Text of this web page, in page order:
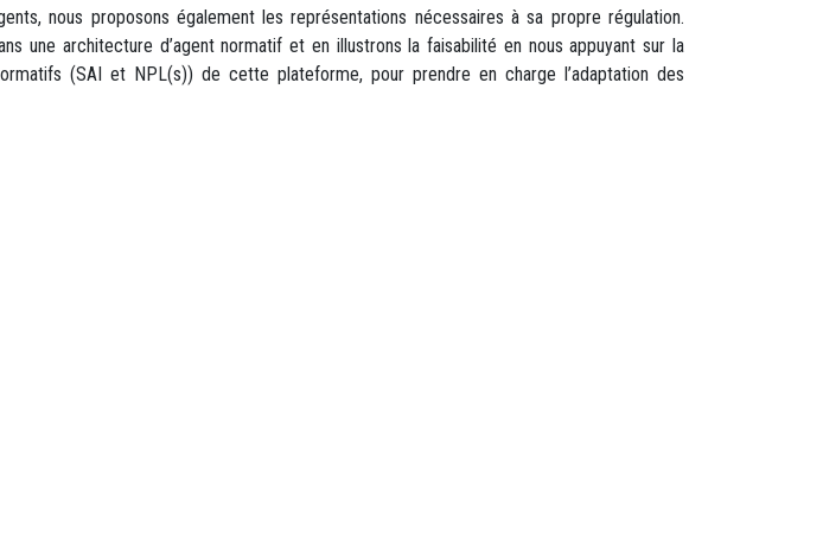
nous proposons également les représentations nécessaires à sa propre régulation.
une architecture d’agent normatif et en illustrons la faisabilité en nous appuyant sur la
(SAI et NPL(s)) de cette plateforme, pour prendre en charge l’adaptation des